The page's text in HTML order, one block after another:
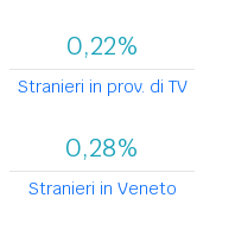
0,22%
Stranieri in prov. di TV
0,28%
Stranieri in Veneto